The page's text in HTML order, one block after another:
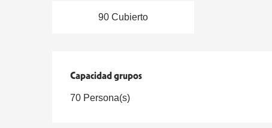
90 Cubierto
Capacidad grupos
Capacidad grupos
70 Persona(s)